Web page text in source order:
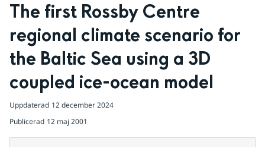
The first Rossby Centre
regional climate scenario for
the Baltic Sea using a 3D
coupled ice-ocean model
Uppdaterad 12 december 2024
Publicerad 12 maj 2001